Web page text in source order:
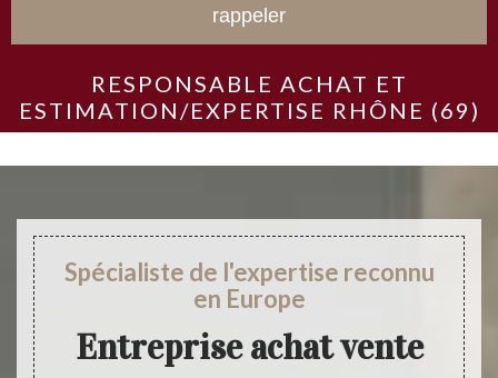
RESPONSABLE ACHAT ET
ESTIMATION/EXPERTISE RHÔNE (69)
Spécialiste de l'expertise reconnu
en Europe
Entreprise achat vente